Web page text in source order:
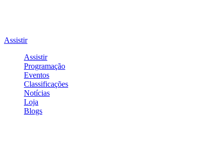
Assistir
Assistir
Programação
Eventos
Classificações
Notícias
Loja
Blogs